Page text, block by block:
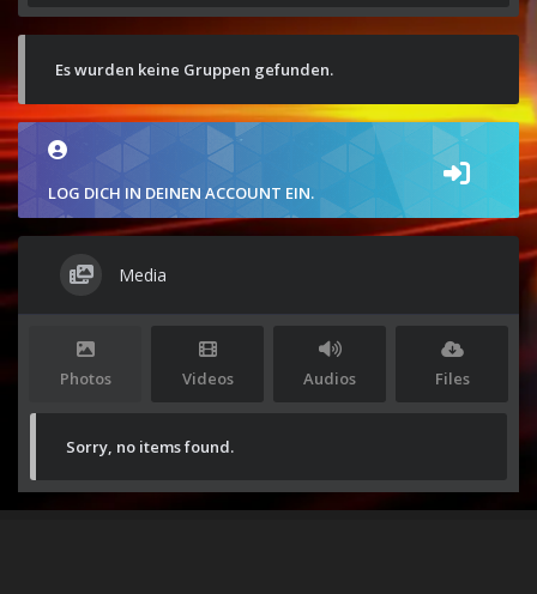
Es wurden keine Gruppen gefunden.
LOG DICH IN DEINEN ACCOUNT EIN.
Media
Photos Videos Audios Files
Sorry, no items found.